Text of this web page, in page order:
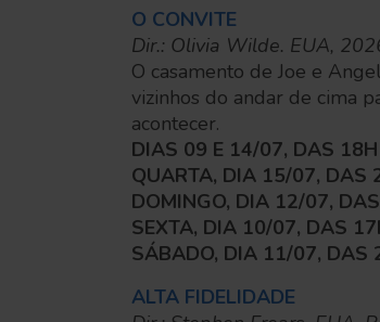
O CONVITE
Dir.: Olivia Wilde. EUA,
O casamento de Joe e
vizinhos do andar de cima
acontecer.
DIAS 09 E 14/07, DAS
QUARTA, DIA 15/07, DAS
DOMINGO, DIA 12/07,
SEXTA, DIA 10/07, DAS
SÁBADO, DIA 11/07, DAS
ALTA FIDELIDADE